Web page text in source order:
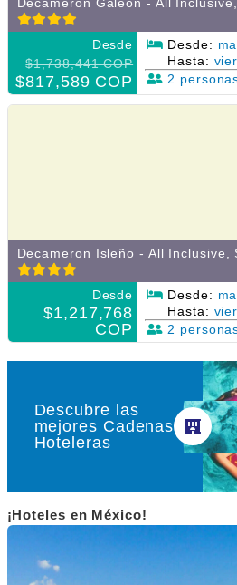
Desde
$1,738,441 COP
$817,589 COP
Desde:
Hasta:
2
Desde
$1,217,768
COP
Desde:
Hasta:
2
Descubre las
mejores Cadenas
Hoteleras
¡Hoteles en México!